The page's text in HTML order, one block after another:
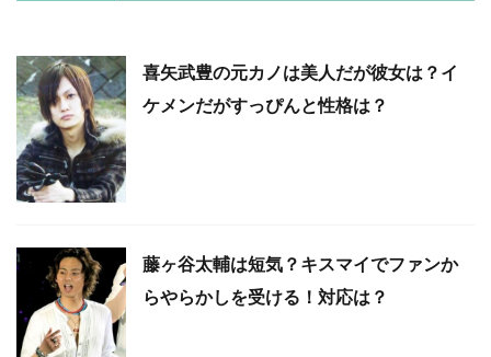
喜矢武豊の元カノは美人だが彼女は？イ
ケメンだがすっぴんと性格は？
藤ヶ谷太輔は短気？キスマイでファンか
らやらかしを受ける！対応は？